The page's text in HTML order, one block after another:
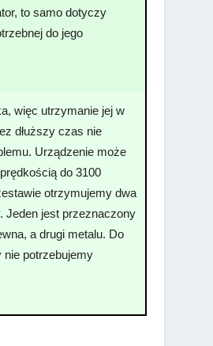
to samo dotyczy
do jego
więc utrzymanie jej w
dłuższy czas nie
Urządzenie może
do 3100
otrzymujemy dwa
Jeden jest przeznaczony
a drugi metalu. Do
nie potrzebujemy